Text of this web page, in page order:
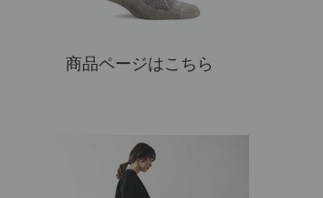
商品ページはこちら